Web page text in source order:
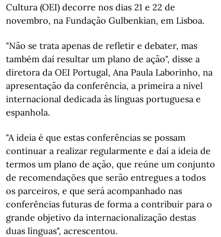
Cultura (OEI) decorre nos dias 21 e 22 de
novembro, na Fundação Gulbenkian, em Lisboa.
"Não se trata apenas de refletir e debater, mas
também daí resultar um plano de ação", disse a
diretora da OEI Portugal, Ana Paula Laborinho, na
apresentação da conferência, a primeira a nível
internacional dedicada às línguas portuguesa e
espanhola.
"A ideia é que estas conferências se possam
continuar a realizar regularmente e daí a ideia de
termos um plano de ação, que reúne um conjunto
de recomendações que serão entregues a todos
os parceiros, e que será acompanhado nas
conferências futuras de forma a contribuir para o
grande objetivo da internacionalização destas
duas línguas", acrescentou.